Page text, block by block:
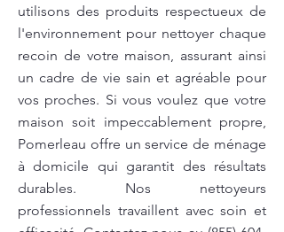
utilisons des produits respectueux de
l'environnement pour nettoyer chaque
recoin de votre maison, assurant ainsi
un cadre de vie sain et agréable pour
vos proches. Si vous voulez que votre
maison soit impeccablement propre,
Pomerleau offre un service de ménage
à domicile qui garantit des résultats
durables. Nos nettoyeurs
professionnels travaillent avec soin et